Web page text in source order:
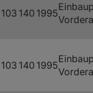
103 140 1995
103 140 1995